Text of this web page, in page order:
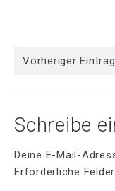
Vorheriger Eintrag
Schreibe
Deine E-Mail-
Erforderliche